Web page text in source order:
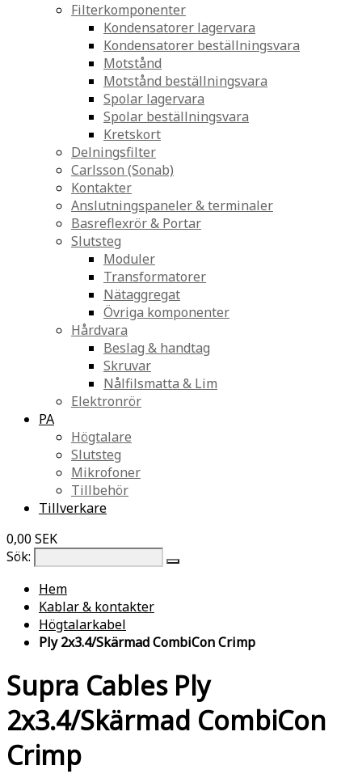
Filterkomponenter
Kondensatorer lagervara
Kondensatorer beställningsvara
Motstånd
Motstånd beställningsvara
Spolar lagervara
Spolar beställningsvara
Kretskort
Delningsfilter
Carlsson (Sonab)
Kontakter
Anslutningspaneler & terminaler
Basreflexrör & Portar
Slutsteg
Moduler
Transformatorer
Nätaggregat
Övriga komponenter
Hårdvara
Beslag & handtag
Skruvar
Nålfilsmatta & Lim
Elektronrör
PA
Högtalare
Slutsteg
Mikrofoner
Tillbehör
Tillverkare
0,00 SEK
Sök:
Hem
Kablar & kontakter
Högtalarkabel
Ply 2x3.4/Skärmad CombiCon Crimp
Supra Cables Ply
2x3.4/Skärmad CombiCon
Crimp